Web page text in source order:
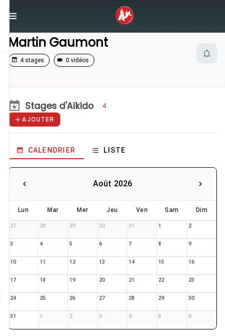
Martin Gaumont
Martin Gaumont
4 stages 0 vidéos
Stages d'Aïkido 4
AJOUTER
CALENDRIER LISTE
Août 2026
Lun Mar Mer Jeu Ven Sam Dim
27 28 29 30 31 1 2
3 4 5 6 7 8 9
10 11 12 13 14 15 16
17 18 19 20 21 22 23
24 25 26 27 28 29 30
31 1 2 3 4 5 6